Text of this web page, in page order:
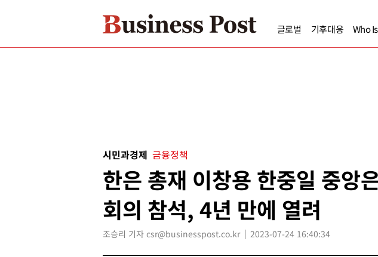
글로벌 기후대응 Who
시민과경제 금융정책
한은 총재 이창용 한중일 중앙
회의 참석, 4년 만에 열려
조승리 기자 csr@businesspost.co.kr 2023-07-24 16:40:34